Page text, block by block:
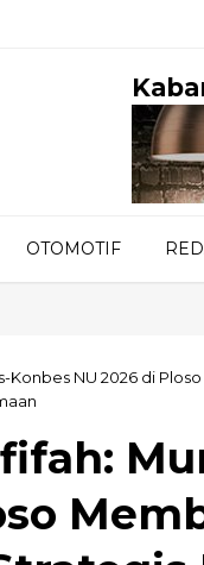
OTOMOTIF
Konbes NU 2026 di